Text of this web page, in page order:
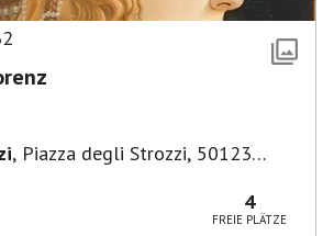
, Piazza degli Strozzi, 50123
4
FREIE PLÄTZE